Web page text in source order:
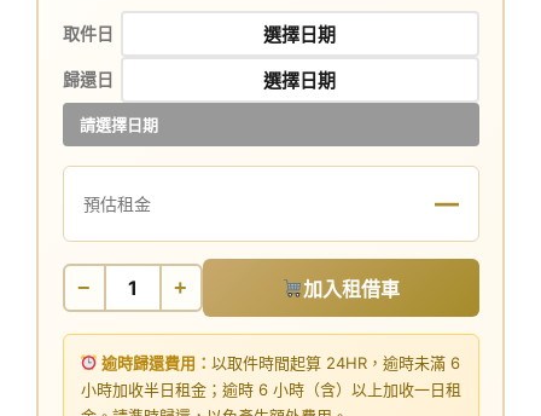
取件日
歸還日
請選擇日期
預估租金 —
− + 加入租借車
逾時歸還費用：以取件時間起算 24HR，逾時未滿 6
小時加收半日租金；逾時 6 小時（含）以上加收一日租